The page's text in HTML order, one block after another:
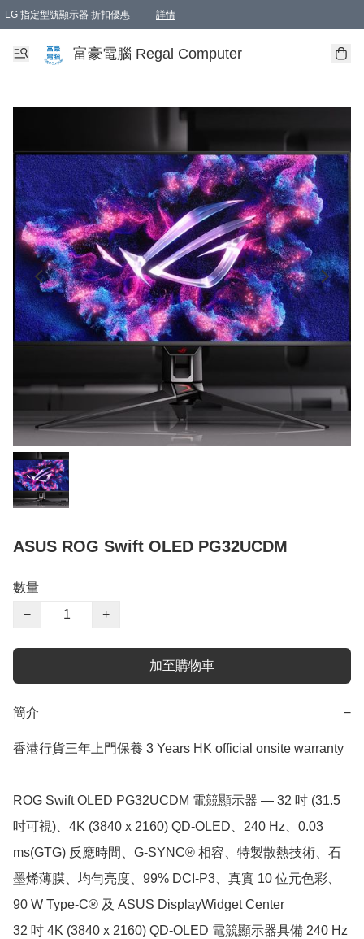
LG 指定型號顯示器 折扣優惠 詳情
富豪電腦 Regal Computer
ASUS ROG Swift OLED PG32UCDM
數量
−
+
加至購物車
簡介 −
香港行貨三年上門保養 3 Years HK official onsite warranty
ROG Swift OLED PG32UCDM 電競顯示器 ― 32 吋 (31.5
吋可視)、4K (3840 x 2160) QD-OLED、240 Hz、0.03
ms(GTG) 反應時間、G-SYNC® 相容、特製散熱技術、石
墨烯薄膜、均勻亮度、99% DCI-P3、真實 10 位元色彩、
90 W Type-C® 及 ASUS DisplayWidget Center
32 吋 4K (3840 x 2160) QD-OLED 電競顯示器具備 240 Hz